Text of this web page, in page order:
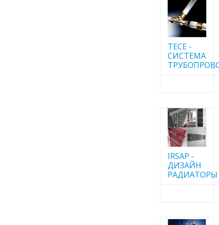
TECE -
CИСТЕМА
IRSAP -
ДИЗАЙН
РАДИАТОРЫ